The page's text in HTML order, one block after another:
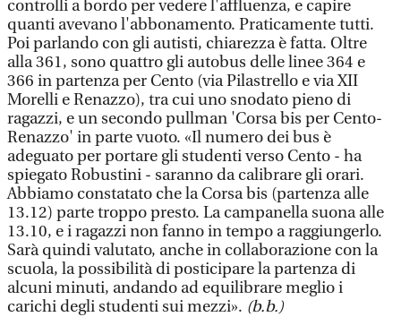
controlli a bordo per vedere l'affluenza, e capire
quanti avevano l'abbonamento. Praticamente tutti.
Poi parlando con gli autisti, chiarezza è fatta. Oltre
alla 361, sono quattro gli autobus delle linee 364 e
366 in partenza per Cento (via Pilastrello e via XII
Morelli e Renazzo), tra cui uno snodato pieno di
ragazzi, e un secondo pullman 'Corsa bis per Cento-
Renazzo' in parte vuoto. «Il numero dei bus è
adeguato per portare gli studenti verso Cento - ha
spiegato Robustini - saranno da calibrare gli orari.
Abbiamo constatato che la Corsa bis (partenza alle
13.12) parte troppo presto. La campanella suona alle
13.10, e i ragazzi non fanno in tempo a raggiungerlo.
Sarà quindi valutato, anche in collaborazione con la
scuola, la possibilità di posticipare la partenza di
alcuni minuti, andando ad equilibrare meglio i
carichi degli studenti sui mezzi». (b.b.)